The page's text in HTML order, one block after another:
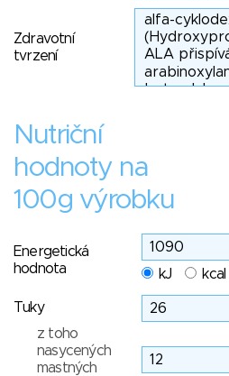
Zdravotní
tvrzení
Nutriční
hodnoty na
100g výrobku
Energetická
hodnota
kJ kcal
Tuky
z toho
nasycených
mastných